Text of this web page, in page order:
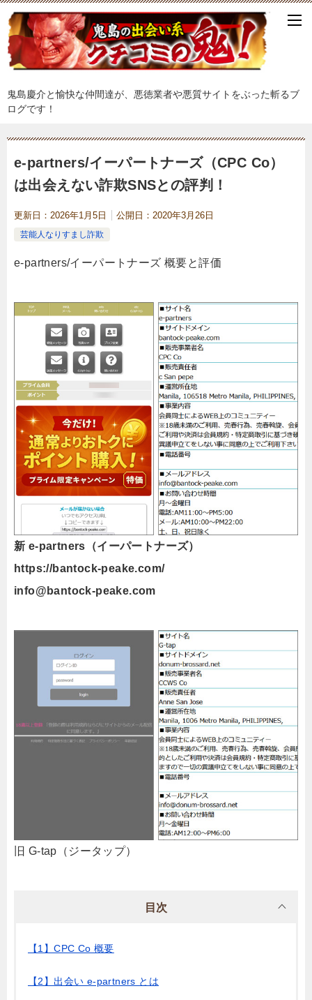
鬼島慶介と愉快な仲間達が、悪徳業者や悪質サイトをぶった斬るブ
ログです！
e-partners/イーパートナーズ（CPC Co）
は出会えない詐欺SNSとの評判！
更新日： 2026年1月5日 公開日： 2020年3月26日
芸能人なりすまし詐欺
e-partners/イーパートナーズ 概要と評価
新 e-partners（イーパートナーズ）
https://bantock-peake.com/
info@bantock-peake.com
旧 G-tap（ジータップ）
目次
【1】CPC Co 概要
【2】出会い e-partners とは